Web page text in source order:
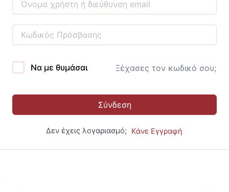
Να με θυμάσαι Ξέχασες τον κωδικό σου;
Σύνδεση
Δεν έχεις λογαριασμό; Κάνε Εγγραφή